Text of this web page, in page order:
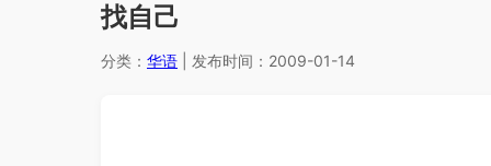
找自己
分类： 华语 | 发布时间：2009-01-14